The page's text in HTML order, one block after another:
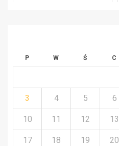
P W Ś C
3 4 5 6
10 11 12 13
17 18 19 20